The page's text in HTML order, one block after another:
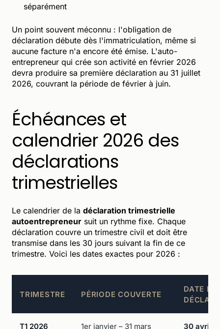
séparément
Un point souvent méconnu : l'obligation de
déclaration débute dès l'immatriculation, même si
aucune facture n'a encore été émise. L'auto-
entrepreneur qui crée son activité en février 2026
devra produire sa première déclaration au 31 juillet
2026, couvrant la période de février à juin.
Échéances et
calendrier 2026 des
déclarations
trimestrielles
Le calendrier de la déclaration trimestrielle
autoentrepreneur suit un rythme fixe. Chaque
déclaration couvre un trimestre civil et doit être
transmise dans les 30 jours suivant la fin de ce
trimestre. Voici les dates exactes pour 2026 :
TRIMESTRE PÉRIODE COUVERTE
DATE
T1 2026 1er janvier – 31 mars 30 avril